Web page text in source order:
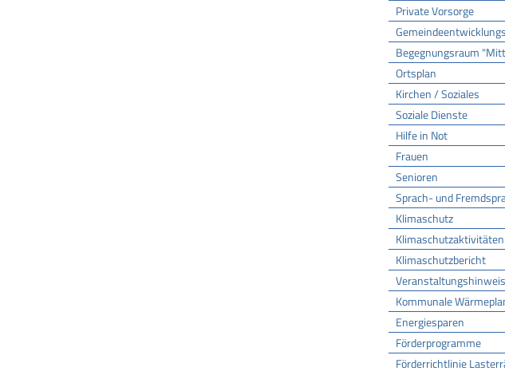
Private Vorsorge
Begegnungsraum
Ortsplan
Kirchen / Soziales
Soziale Dienste
Hilfe in Not
Frauen
Senioren
Sprach- und
Klimaschutz
Klimaschutzaktivitäten
Klimaschutzbericht
Kommunale
Energiesparen
Förderprogramme
Förderrichtlinie